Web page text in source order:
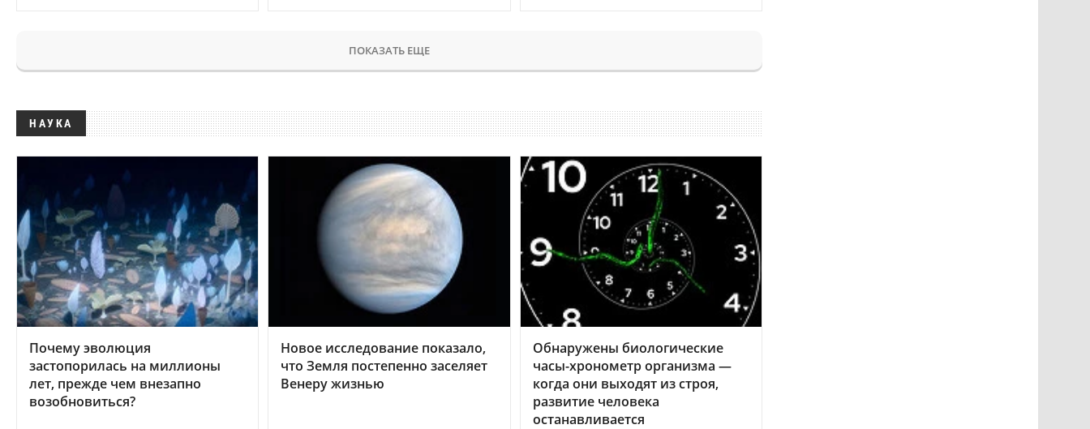
ПОКАЗАТЬ ЕЩЕ
НАУКА
Почему эволюция
застопорилась на миллионы
лет, прежде чем внезапно
возобновиться?
Новое исследование показало,
что Земля постепенно заселяет
Венеру жизнью
Обнаружены биологические
часы-хронометр организма —
когда они выходят из строя,
развитие человека
останавливается